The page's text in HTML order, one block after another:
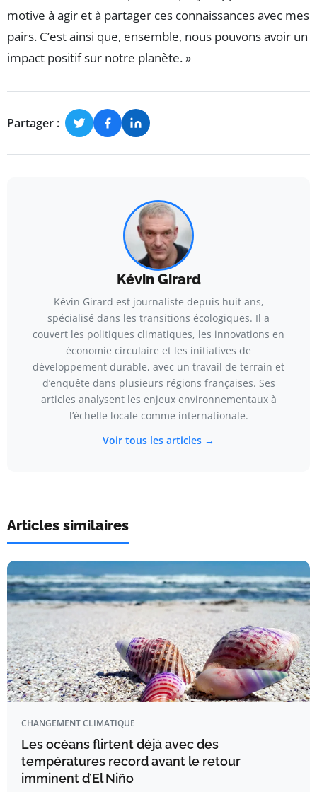
motive à agir et à partager ces connaissances avec mes
pairs. C’est ainsi que, ensemble, nous pouvons avoir un
impact positif sur notre planète. »
Partager :
Kévin Girard
Kévin Girard est journaliste depuis huit ans,
spécialisé dans les transitions écologiques. Il a
couvert les politiques climatiques, les innovations en
économie circulaire et les initiatives de
développement durable, avec un travail de terrain et
d’enquête dans plusieurs régions françaises. Ses
articles analysent les enjeux environnementaux à
l’échelle locale comme internationale.
Voir tous les articles →
Articles similaires
CHANGEMENT CLIMATIQUE
Les océans flirtent déjà avec des
températures record avant le retour
imminent d’El Niño